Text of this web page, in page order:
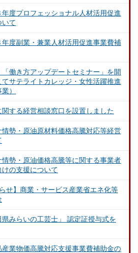
年度プロフェッショナル人材活用促進
いて
年度副業・兼業人材活用促進事業費補
働き方アップデートセミナー」を開
サテライトカレッジ・女性活躍推進
）
する経営相談窓口を設置しました
勢・原油原材料価格高騰対応等経営
勢・原油価格高騰等に関する事業者
けの支援について
せ】商業・サービス産業省エネ化等
みらいの工芸士」 認定証授与式を
産業物価高騰対応支援事業費補助金の